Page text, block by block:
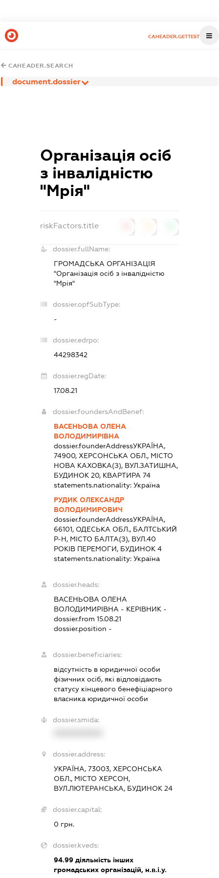
CAHEADER.GETTEST
CAHEADER.SEARCH
document.dossier
Організація осіб
з інвалідністю
"Мрія"
riskFactors.title
dossier.fullName:
ГРОМАДСЬКА ОРГАНІЗАЦІЯ
"Організація осіб з інвалідністю
"Мрія"
dossier.opfSubType:
-
dossier.edrpo:
44298342
dossier.regDate:
17.08.21
dossier.foundersAndBenef:
ВАСЕНЬОВА ОЛЕНА
ВОЛОДИМИРІВНА
dossier.founderAddressУКРАЇНА,
74900, ХЕРСОНСЬКА ОБЛ., МІСТО
НОВА КАХОВКА(З), ВУЛ.ЗАТИШНА,
БУДИНОК 20, КВАРТИРА 74
statements.nationality: Україна
РУДИК ОЛЕКСАНДР
ВОЛОДИМИРОВИЧ
dossier.founderAddressУКРАЇНА,
66101, ОДЕСЬКА ОБЛ., БАЛТСЬКИЙ
Р-Н, МІСТО БАЛТА(З), ВУЛ.40
РОКІВ ПЕРЕМОГИ, БУДИНОК 4
statements.nationality: Україна
dossier.heads:
ВАСЕНЬОВА ОЛЕНА
ВОЛОДИМИРІВНА - КЕРІВНИК -
dossier.from 15.08.21
dossier.position -
dossier.beneficiaries:
відсутність в юридичної особи
фізичних осіб, які відповідають
статусу кінцевого бенефіціарного
власника юридичної особи
dossier.smida:
dossier.address:
УКРАЇНА, 73003, ХЕРСОНСЬКА
ОБЛ., МІСТО ХЕРСОН,
ВУЛ.ЛЮТЕРАНСЬКА, БУДИНОК 24
dossier.capital:
0 грн.
dossier.kveds:
94.99діяльність інших
громадських організацій, н.в.і.у.